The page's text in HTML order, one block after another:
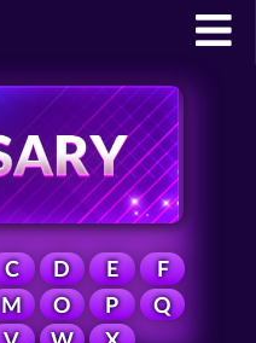
C D E
F
M O P
Q